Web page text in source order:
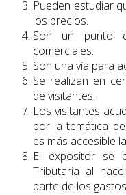
Pueden estudiar
los precios.
Son un punto
comerciales.
Son una vía para
Se realizan en
de visitantes.
Los visitantes
por la temática
es más accesible
El expositor se
Tributaria al
parte de los